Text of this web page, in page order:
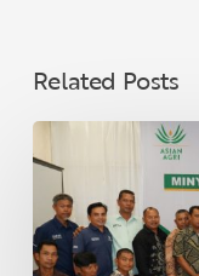
Related Posts
Asian
Agri
Bagikan
Premi
Minyak